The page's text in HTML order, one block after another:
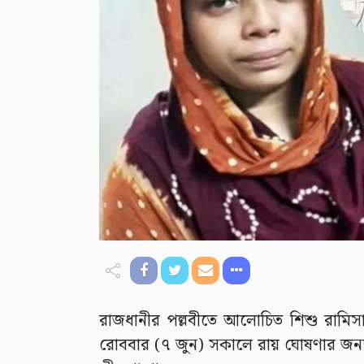
রাজধানীর পল্লবীতে আলোচিত শিশু
রোববার (৭ জুন) সকালে রায় ঘোষণার